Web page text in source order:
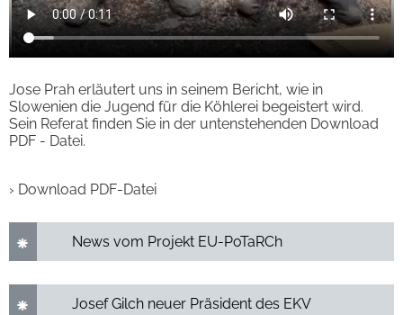
Jose Prah erläutert uns in seinem Bericht, wie in
Slowenien die Jugend für die Köhlerei begeistert wird.
Sein Referat finden Sie in der untenstehenden Download
PDF - Datei.
› Download PDF-Datei
News vom Projekt EU-PoTaRCh
Josef Gilch neuer Präsident des EKV